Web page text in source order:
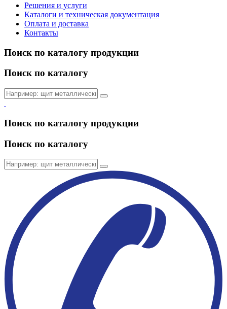
Решения и услуги
Каталоги и техническая документация
Оплата и доставка
Контакты
Поиск по каталогу продукции
Поиск по каталогу
Поиск по каталогу продукции
Поиск по каталогу